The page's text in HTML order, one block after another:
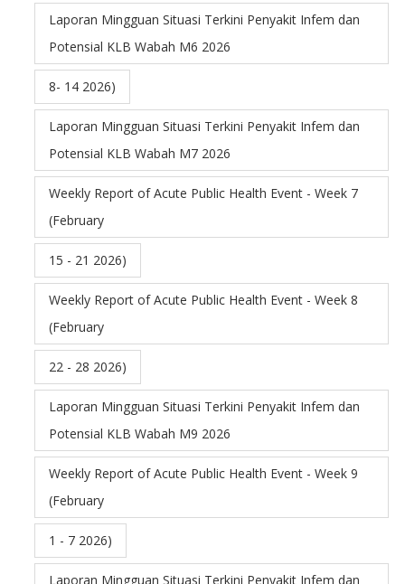
Laporan Mingguan Situasi Terkini Penyakit Infem dan
Potensial KLB Wabah M6 2026
8- 14 2026)
Laporan Mingguan Situasi Terkini Penyakit Infem dan
Potensial KLB Wabah M7 2026
Weekly Report of Acute Public Health Event - Week 7
(February
15 - 21 2026)
Weekly Report of Acute Public Health Event - Week 8
(February
22 - 28 2026)
Laporan Mingguan Situasi Terkini Penyakit Infem dan
Potensial KLB Wabah M9 2026
Weekly Report of Acute Public Health Event - Week 9
(February
1 - 7 2026)
Laporan Mingguan Situasi Terkini Penyakit Infem dan